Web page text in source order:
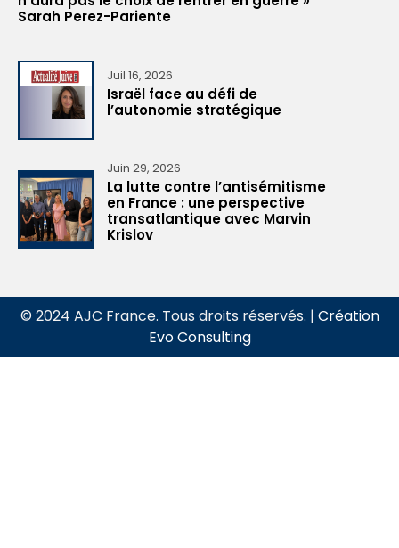
Sarah Perez-Pariente
Juil 16, 2026
Israël face au défi de
l’autonomie stratégique
Juin 29, 2026
La lutte contre l’antisémitisme
en France : une perspective
transatlantique avec Marvin
Krislov
© 2024 AJC France. Tous droits réservés. | Création
Evo Consulting